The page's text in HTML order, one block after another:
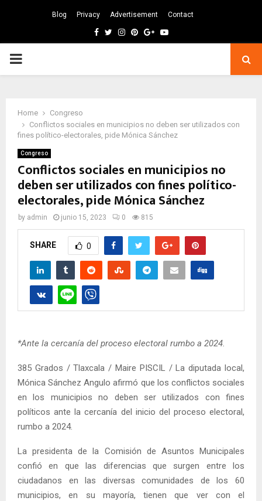
Blog Privacy Advertisement Contact
Facebook
TwitterInstagram
Pinterest
GoogleYoutube
PRIMARY
Home
Congreso
Conflictos sociales en municipios no deben ser utilizados con
fines político-electorales, pide Mónica Sánchez
Congreso
Conflictos sociales en municipios no
deben ser utilizados con fines político-
electorales, pide Mónica Sánchez
by admin junio 15, 2023 0 815
SHARE 0
*Ante la cercanía del proceso electoral rumbo a 2024.
385 Grados / Tlaxcala / Maire PISCIL / La diputada local,
Mónica Sánchez Angulo afirmó que los conflictos sociales
en los municipios no deben ser utilizados con fines
políticos ante la cercanía del inicio del proceso electoral,
rumbo a 2024.
La presidenta de la Comisión de Asuntos Municipales
confió en que las diferencias que surgen entre los
ciudadanos en las diversas comunidades de los 60
municipios, en su mayoría, tienen que ver con el